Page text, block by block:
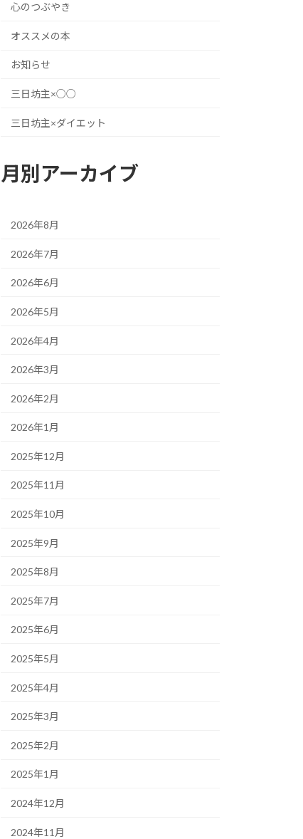
心のつぶやき
オススメの本
お知らせ
三日坊主×○○
三日坊主×ダイエット
月別アーカイブ
2026年8月
2026年7月
2026年6月
2026年5月
2026年4月
2026年3月
2026年2月
2026年1月
2025年12月
2025年11月
2025年10月
2025年9月
2025年8月
2025年7月
2025年6月
2025年5月
2025年4月
2025年3月
2025年2月
2025年1月
2024年12月
2024年11月